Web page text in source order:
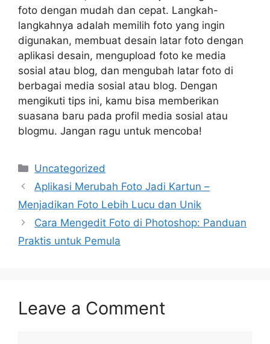
foto dengan mudah dan cepat. Langkah-
langkahnya adalah memilih foto yang ingin
digunakan, membuat desain latar foto dengan
aplikasi desain, mengupload foto ke media
sosial atau blog, dan mengubah latar foto di
berbagai media sosial atau blog. Dengan
mengikuti tips ini, kamu bisa memberikan
suasana baru pada profil media sosial atau
blogmu. Jangan ragu untuk mencoba!
Categories
Uncategorized
Aplikasi Merubah Foto Jadi Kartun –
Menjadikan Foto Lebih Lucu dan Unik
Cara Mengedit Foto di Photoshop: Panduan
Praktis untuk Pemula
Leave a Comment